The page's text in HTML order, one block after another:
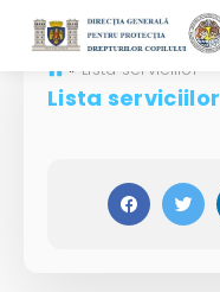
» Lista serviciilor
Lista serviciilor